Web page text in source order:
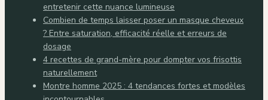
entretenir cette nuance lumineuse
Combien de temps laisser poser un masque cheveux
? Entre saturation, efficacité réelle et erreurs de
dosage
4 recettes de grand-mère pour dompter vos frisottis
naturellement
Montre homme 2025 : 4 tendances fortes et modèles